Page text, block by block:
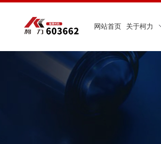
网站首页 关于柯力